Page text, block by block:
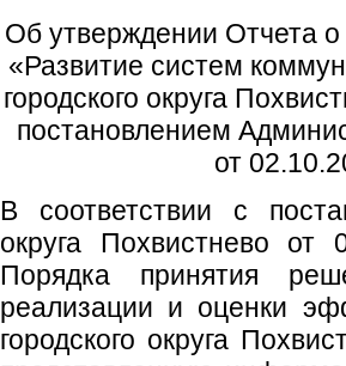
Об утверждении Отчета
«Развитие систем
городского округа
постановлением
от
В соответствии с
округа Похвистнево
Порядка принятия
реализации и оценки
городского округа